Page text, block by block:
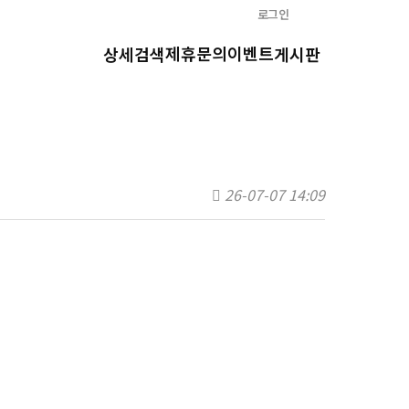
로그인
상세검색제휴문의이벤트게시판
26-07-07 14:09